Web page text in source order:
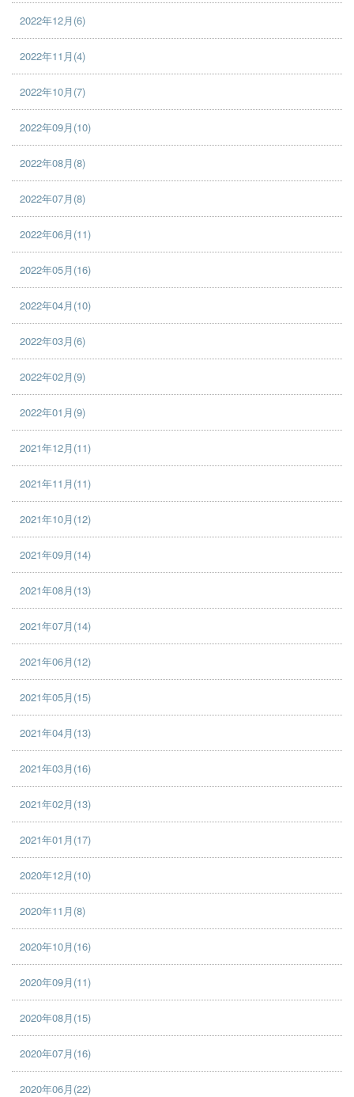
2022年12月(6)
2022年11月(4)
2022年10月(7)
2022年09月(10)
2022年08月(8)
2022年07月(8)
2022年06月(11)
2022年05月(16)
2022年04月(10)
2022年03月(6)
2022年02月(9)
2022年01月(9)
2021年12月(11)
2021年11月(11)
2021年10月(12)
2021年09月(14)
2021年08月(13)
2021年07月(14)
2021年06月(12)
2021年05月(15)
2021年04月(13)
2021年03月(16)
2021年02月(13)
2021年01月(17)
2020年12月(10)
2020年11月(8)
2020年10月(16)
2020年09月(11)
2020年08月(15)
2020年07月(16)
2020年06月(22)